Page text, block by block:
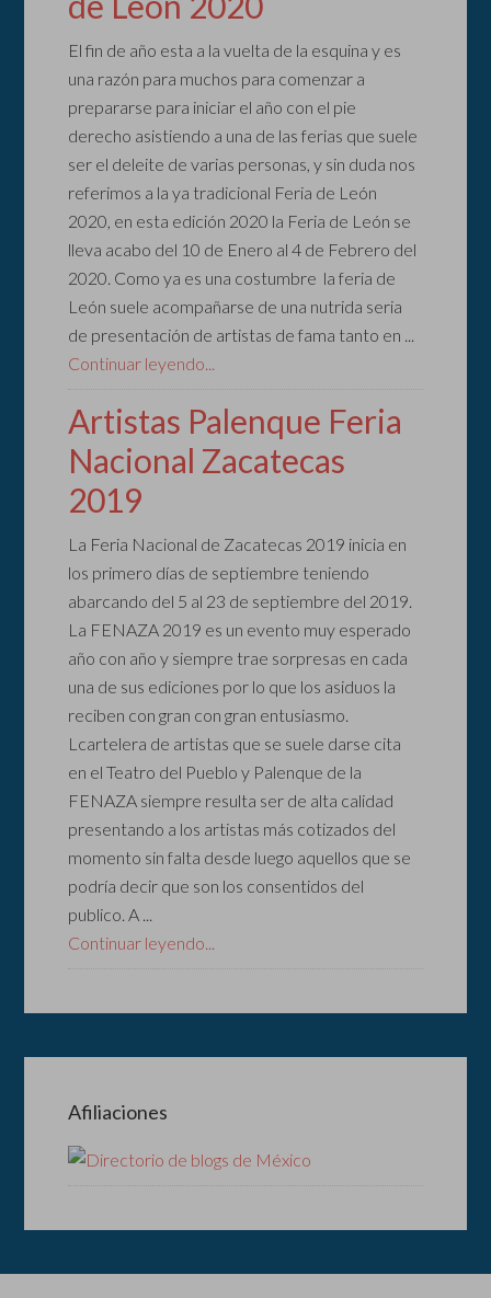
El fin de año esta a la vuelta de la esquina y es
una razón para muchos para comenzar a
prepararse para iniciar el año con el pie
derecho asistiendo a una de las ferias que suele
ser el deleite de varias personas, y sin duda nos
referimos a la ya tradicional Feria de León
2020, en esta edición 2020 la Feria de León se
lleva acabo del 10 de Enero al 4 de Febrero del
2020. Como ya es una costumbre la feria de
León suele acompañarse de una nutrida seria
de presentación de artistas de fama tanto en ...
Continuar leyendo...
Artistas Palenque Feria
Nacional Zacatecas
2019
La Feria Nacional de Zacatecas 2019 inicia en
los primero días de septiembre teniendo
abarcando del 5 al 23 de septiembre del 2019.
La FENAZA 2019 es un evento muy esperado
año con año y siempre trae sorpresas en cada
una de sus ediciones por lo que los asiduos la
reciben con gran con gran entusiasmo.
Lcartelera de artistas que se suele darse cita
en el Teatro del Pueblo y Palenque de la
FENAZA siempre resulta ser de alta calidad
presentando a los artistas más cotizados del
momento sin falta desde luego aquellos que se
podría decir que son los consentidos del
publico. A ...
Continuar leyendo...
Afiliaciones